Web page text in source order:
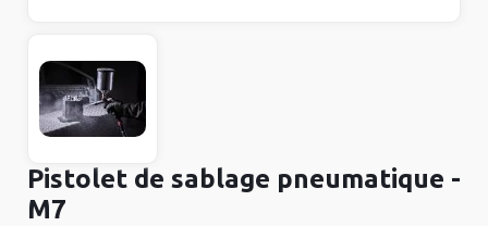
Pistolet de sablage pneumatique -
M7